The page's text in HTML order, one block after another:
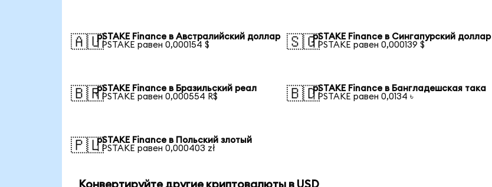
🇦🇺pSTAKE Finance в Австралийский доллар
1 PSTAKE равен 0,000154 $
🇸🇬pSTAKE Finance в Сингапурский доллар
1 PSTAKE равен 0,000139 $
🇧🇷pSTAKE Finance в Бразильский реал
1 PSTAKE равен 0,000554 R$
🇧🇩pSTAKE Finance в Бангладешская така
1 PSTAKE равен 0,0134 ৳
🇵🇱pSTAKE Finance в Польский злотый
1 PSTAKE равен 0,000403 zł
Конвертируйте другие криптовалюты в USD